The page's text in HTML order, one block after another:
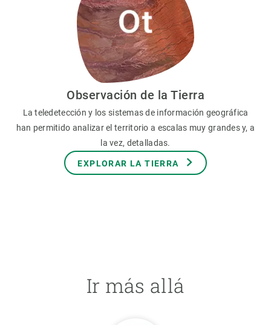
Observación de la Tierra
La teledetección y los sistemas de información geográfica
han permitido analizar el territorio a escalas muy grandes y, a
la vez, detalladas.
EXPLORAR LA TIERRA
Ir más allá